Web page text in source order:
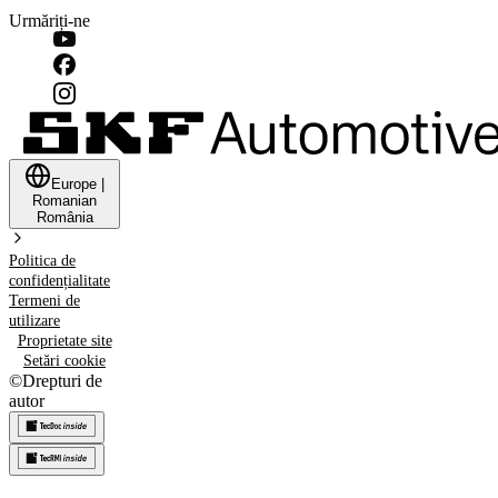
Urmăriți-ne
Europe
Romanian
România
Politica de
confidențialitate
Termeni de
utilizare
Proprietate site
Setări cookie
©Drepturi de
autor